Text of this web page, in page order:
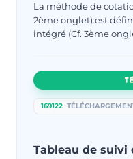
La méthode de
2ème onglet) est
intégré (Cf. 3ème
169122
Tableau de suivi